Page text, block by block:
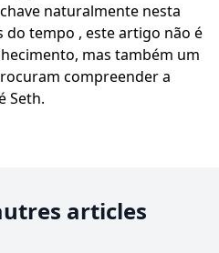
naturalmente nesta
do tempo , este artigo não é
mas também um
compreender a
Seth.
articles